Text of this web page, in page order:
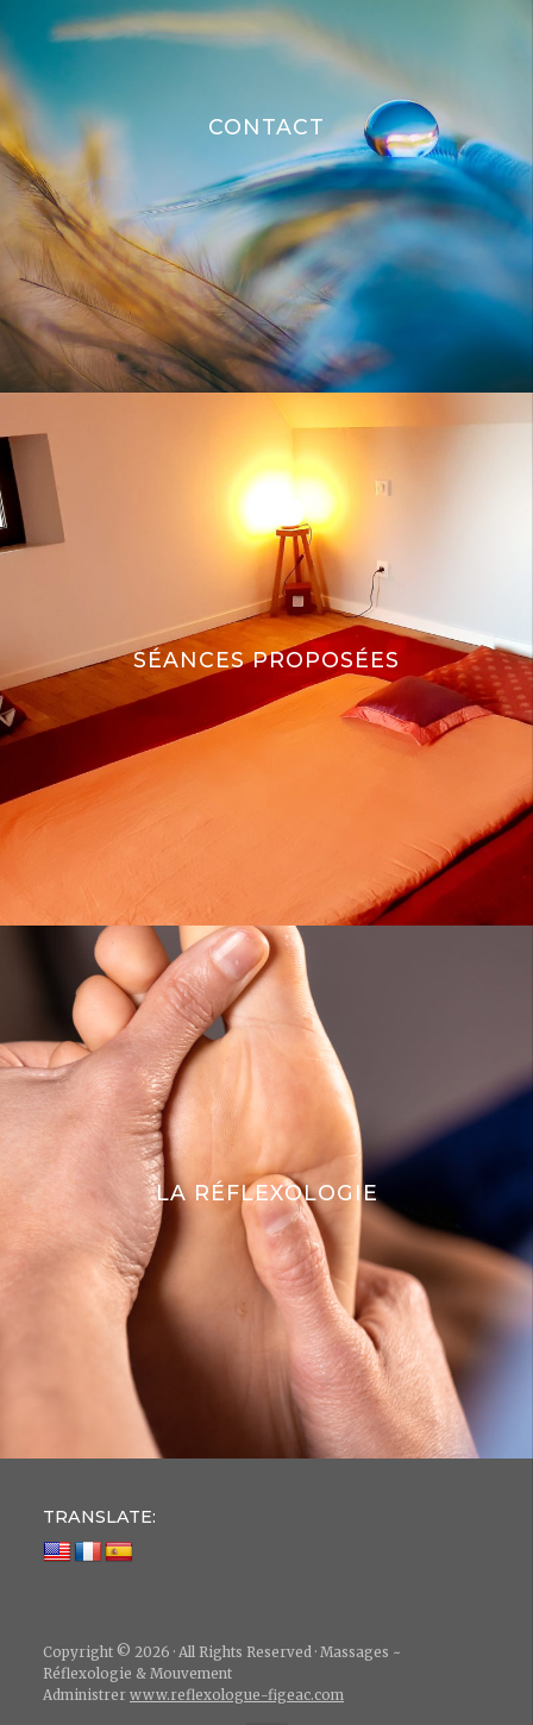
CONTACT
SÉANCES PROPOSÉES
LA RÉFLEXOLOGIE
TRANSLATE:
Copyright © 2026 · All Rights Reserved · Massages ~
Réflexologie & Mouvement
Administrer www.reflexologue-figeac.com